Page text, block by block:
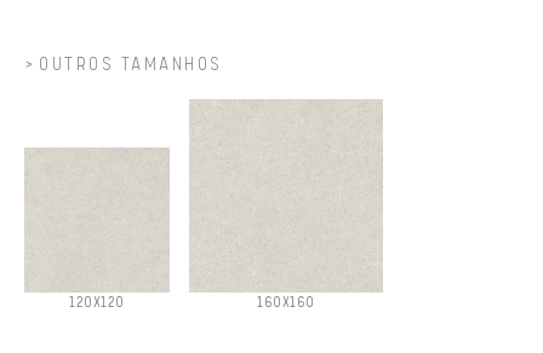
OUTROS TAMANHOS
120X120 160X160